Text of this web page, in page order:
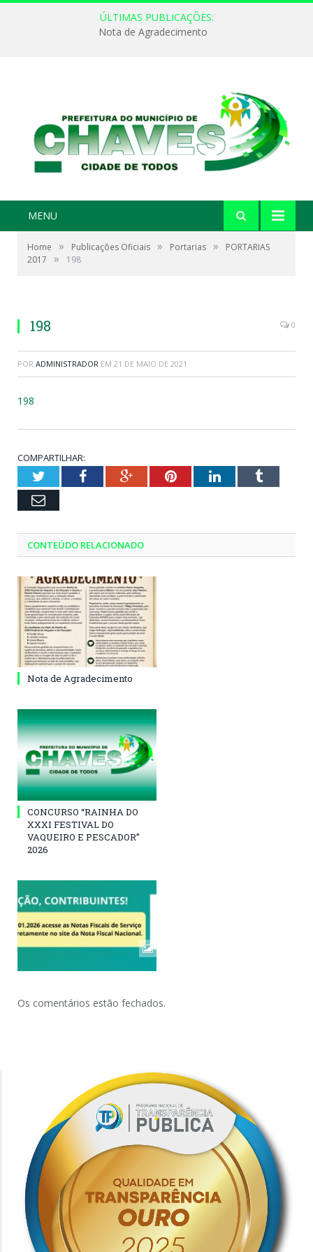
ÚLTIMAS PUBLICAÇÕES:
Nota de Agradecimento
MENU
Home » Publicações Oficiais » Portarias »
PORTARIAS
2017
» 198
198 0
POR ADMINISTRADOR EM 21 DE MAIO DE 2021
198
COMPARTILHAR:
TwitterFacebookGoogle+PinterestLinkedInTumblr
Email
CONTEÚDO RELACIONADO
Nota de Agradecimento
CONCURSO “RAINHA DO
XXXI FESTIVAL DO
VAQUEIRO E PESCADOR”
2026
Os comentários estão fechados.